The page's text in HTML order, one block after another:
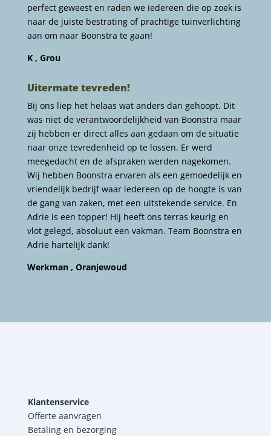
perfect geweest en raden we iedereen die op zoek is
naar de juiste bestrating of prachtige tuinverlichting
aan om naar Boonstra te gaan!
K , Grou
Uitermate tevreden!
Bij ons liep het helaas wat anders dan gehoopt. Dit
was niet de verantwoordelijkheid van Boonstra maar
zij hebben er direct alles aan gedaan om de situatie
naar onze tevredenheid op te lossen. Er werd
meegedacht en de afspraken werden nagekomen.
Wij hebben Boonstra ervaren als een gemoedelijk en
vriendelijk bedrijf waar iedereen op de hoogte is van
de gang van zaken, met een uitstekende service. En
Adrie is een topper! Hij heeft ons terras keurig en
vlot gelegd, absoluut een vakman. Team Boonstra en
Adrie hartelijk dank!
Werkman , Oranjewoud
Klantenservice
Offerte aanvragen
Betaling en bezorging